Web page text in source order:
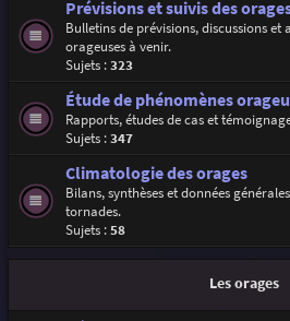
Prévisions et suivis des
Bulletins de prévisions, discussions et
orageuses à venir.
Sujets :323
Étude de phénomènes
Rapports, études de cas et
Sujets :347
Climatologie des orages
Bilans, synthèses et données
tornades.
Sujets :58
Les orages